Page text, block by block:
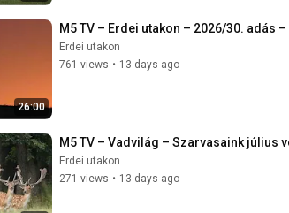
26:00
M5 TV – Erdei utakon – 2026/30. adás
Erdei utakon
761 views • 13 days ago
M5 TV – Vadvilág – Szarvasaink július
Erdei utakon
271 views • 13 days ago